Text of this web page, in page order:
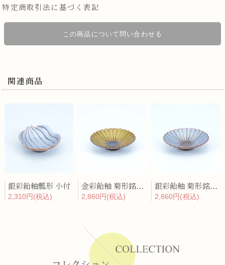
特定商取引法に基づく表記
この商品について問い合わせる
関連商品
銀彩飴釉瓢形 小付
2,310円(税込)
金彩飴釉 菊形銘々皿
2,860円(税込)
銀彩飴釉 菊形銘々皿
2,860円(税込)